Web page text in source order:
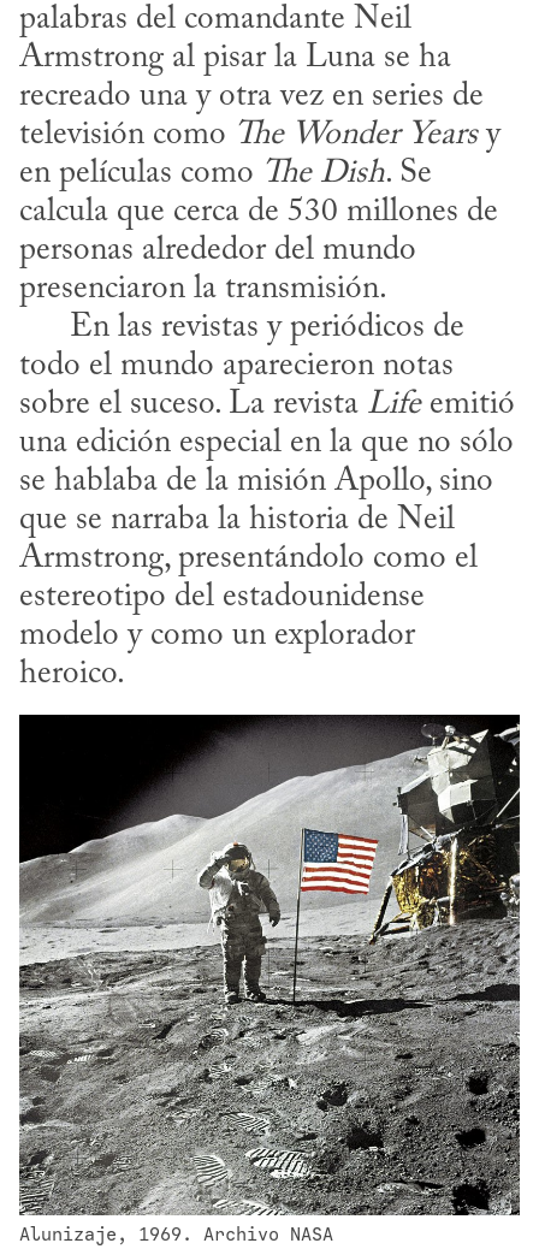
palabras del comandante Neil
Armstrong al pisar la Luna se ha
recreado una y otra vez en series de
televisión como The Wonder Years y
en películas como The Dish. Se
calcula que cerca de 530 millones de
personas alrededor del mundo
presenciaron la transmisión.
todo el mundo aparecieron notas
sobre el suceso. La revista Life emitió
una edición especial en la que no sólo
se hablaba de la misión Apollo, sino
que se narraba la historia de Neil
Armstrong, presentándolo como el
estereotipo del estadounidense
modelo y como un explorador
heroico.
Alunizaje, 1969. Archivo NASA